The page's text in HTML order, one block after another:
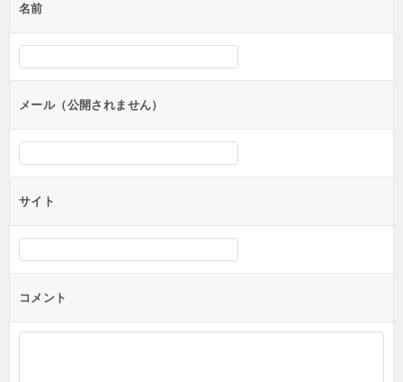
ー
シ
ン
名前
メール（公開されません）
サイト
コメント